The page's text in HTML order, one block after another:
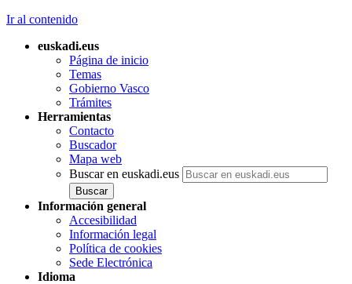
Ir al contenido
euskadi.eus
Página de inicio
Temas
Gobierno Vasco
Trámites
Herramientas
Contacto
Buscador
Mapa web
Buscar en euskadi.eus
Información general
Accesibilidad
Información legal
Política de cookies
Sede Electrónica
Idioma